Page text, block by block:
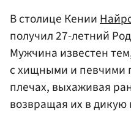
В столице Кении
получил 27-летний
Мужчина известен
с хищными и певчими
плечах, выхаживая
возвращая их в дикую